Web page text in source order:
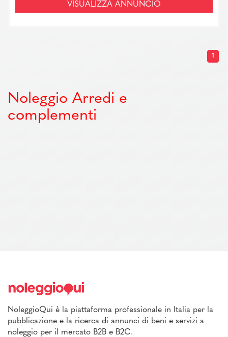
VISUALIZZA ANNUNCIO
1
Noleggio Arredi e
complementi
NoleggioQui è la piattaforma professionale in Italia per la
pubblicazione e la ricerca di annunci di beni e servizi a
noleggio per il mercato B2B e B2C.